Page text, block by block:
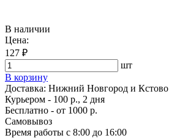
В наличии
Цена:
127 ₽
шт
В корзину
Доставка: Нижний Новгород и Кстово
Курьером - 100 р., 2 дня
Бесплатно - от 1000 р.
Самовывоз
Время работы с 8:00 до 16:00